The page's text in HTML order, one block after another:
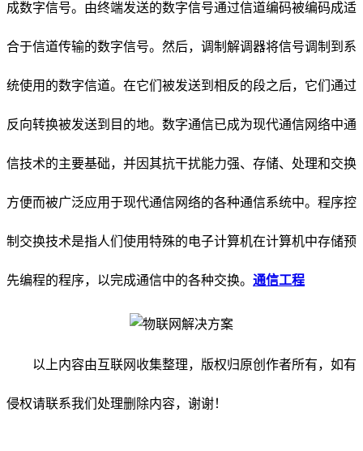
成数字信号。由终端发送的数字信号通过信道编码被编码成适
合于信道传输的数字信号。然后，调制解调器将信号调制到系
统使用的数字信道。在它们被发送到相反的段之后，它们通过
反向转换被发送到目的地。数字通信已成为现代通信网络中通
信技术的主要基础，并因其抗干扰能力强、存储、处理和交换
方便而被广泛应用于现代通信网络的各种通信系统中。程序控
制交换技术是指人们使用特殊的电子计算机在计算机中存储预
先编程的程序，以完成通信中的各种交换。 通信工程
以上内容由互联网收集整理，版权归原创作者所有，如有
侵权请联系我们处理删除内容，谢谢！